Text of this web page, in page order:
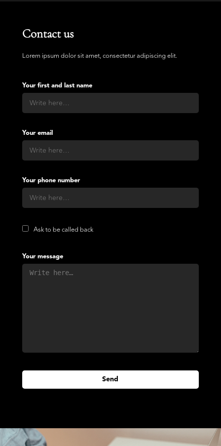
Contact us
Lorem ipsum dolor sit amet, consectetur adipiscing elit.
Your first and last name
Your email
Your phone number
Ask to be called back
Your message